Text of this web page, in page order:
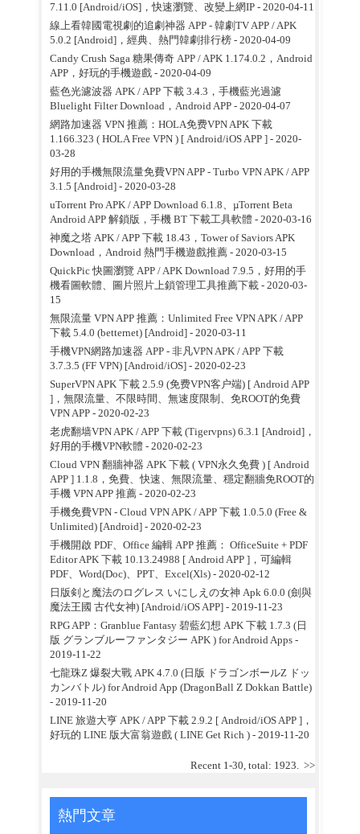
7.11.0 [Android/iOS]，快速瀏覽、改變上網IP- 2020-04-11
線上看韓國電視劇的追劇神器 APP - 韓劇TV APP / APK
5.0.2 [Android]，經典、熱門韓劇排行榜- 2020-04-09
Candy Crush Saga 糖果傳奇 APP / APK 1.174.0.2，Android
APP，好玩的手機遊戲- 2020-04-09
藍色光濾波器 APK / APP 下載 3.4.3，手機藍光過濾
Bluelight Filter Download，Android APP- 2020-04-07
網路加速器 VPN 推薦：HOLA免费VPN APK 下載
1.166.323 ( HOLA Free VPN ) [ Android/iOS APP ]- 2020-
03-28
好用的手機無限流量免費VPN APP - Turbo VPN APK / APP
3.1.5 [Android]- 2020-03-28
uTorrent Pro APK / APP Download 6.1.8、µTorrent Beta
Android APP 解鎖版，手機 BT 下載工具軟體 - 2020-03-16
神魔之塔 APK / APP 下載 18.43，Tower of Saviors APK
Download，Android 熱門手機遊戲推薦- 2020-03-15
QuickPic 快圖瀏覽 APP / APK Download 7.9.5，好用的手
機看圖軟體、圖片照片上鎖管理工具推薦下載- 2020-03-
15
無限流量 VPN APP 推薦：Unlimited Free VPN APK / APP
下載 5.4.0 (betternet) [Android]- 2020-03-11
手機VPN網路加速器 APP - 非凡VPN APK / APP 下載
3.7.3.5 (FF VPN) [Android/iOS]- 2020-02-23
SuperVPN APK 下載 2.5.9 (免费VPN客户端) [ Android APP
]，無限流量、不限時間、無速度限制、免ROOT的免費
VPN APP- 2020-02-23
老虎翻墙VPN APK / APP 下載 (Tigervpns) 6.3.1 [Android]，
好用的手機VPN軟體 - 2020-02-23
Cloud VPN 翻牆神器 APK 下載 ( VPN永久免費 ) [ Android
APP ] 1.1.8，免費、快速、無限流量、穩定翻牆免ROOT的
手機 VPN APP 推薦- 2020-02-23
手機免費VPN - Cloud VPN APK / APP 下載 1.0.5.0 (Free &
Unlimited) [Android]- 2020-02-23
手機開啟 PDF、Office 編輯 APP 推薦： OfficeSuite + PDF
Editor APK 下載 10.13.24988 [ Android APP ]，可編輯
PDF、Word(Doc)、PPT、Excel(Xls)- 2020-02-12
日版剣と魔法のログレス いにしえの女神 Apk 6.0.0 (劍與
魔法王國 古代女神) [Android/iOS APP]- 2019-11-23
RPG APP：Granblue Fantasy 碧藍幻想 APK 下載 1.7.3 (日
版 グランブルーファンタジー APK ) for Android Apps -
2019-11-22
七龍珠Z 爆裂大戰 APK 4.7.0 (日版 ドラゴンボールZ ドッ
カンバトル) for Android App (DragonBall Z Dokkan Battle)
- 2019-11-20
LINE 旅遊大亨 APK / APP 下載 2.9.2 [ Android/iOS APP ]，
好玩的 LINE 版大富翁遊戲 ( LINE Get Rich )- 2019-11-20
Recent 1-30, total: 1923. >>
熱門文章